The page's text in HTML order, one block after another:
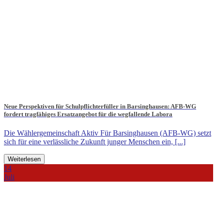
Neue Perspektiven für Schulpflichterfüller in Barsinghausen: AFB‑WG
fordert tragfähiges Ersatzangebot für die wegfallende Labora
Die Wählergemeinschaft Aktiv Für Barsinghausen (AFB‑WG) setzt
sich für eine verlässliche Zukunft junger Menschen ein, [...]
Weiterlesen
14
Juli